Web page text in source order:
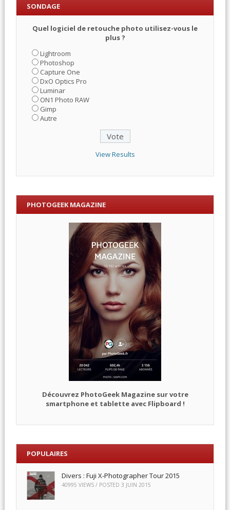
SONDAGE
Quel logiciel de retouche photo utilisez-vous le
plus ?
Lightroom
Photoshop
Capture One
DxO Optics Pro
Luminar
ON1 Photo RAW
Gimp
Autre
View Results
PHOTOGEEK MAGAZINE
Découvrez PhotoGeek Magazine sur votre
smartphone et tablette avec Flipboard !
POPULAIRES
Divers : Fuji X-Photographer Tour 2015
40995 VIEWS / POSTED 3 JUIN 2015